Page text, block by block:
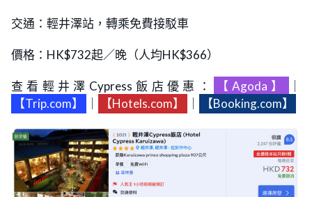
交通：輕井澤站，轉乘免費接駁車
價格：HK$732起／晚（人均HK$366）
查看輕井澤Cypress飯店優惠： 【Agoda】
【Trip.com】
【Hotels.com】 【Booking.com】